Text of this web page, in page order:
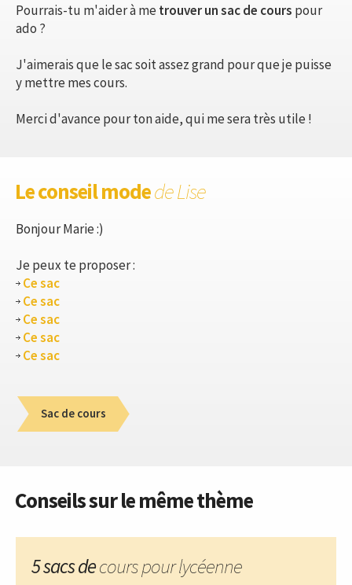
Pourrais-tu m'aider à metrouver un sac de cours pour
ado ?
J'aimerais que le sac soit assez grand pour que je puisse
y mettre mes cours.
Merci d'avance pour ton aide, qui me sera très utile !
Le conseil modede Lise
Bonjour Marie :)
Je peux te proposer :
Ce sac
Ce sac
Ce sac
Ce sac
Ce sac
Sac de cours
Conseils sur le même thème
5 sacs decours pour lycéenne